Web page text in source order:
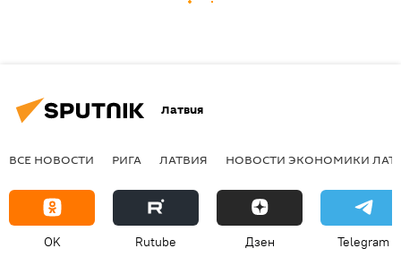
Латвия
ВСЕ НОВОСТИ РИГА ЛАТВИЯ НОВОСТИ ЭКОНОМИКИ
OK Rutube Дзен Telegram